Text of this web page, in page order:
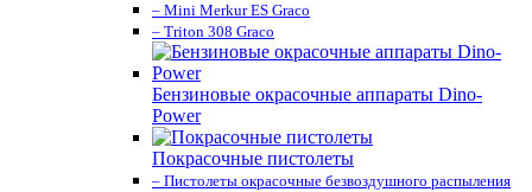
– Mini Merkur ES Graco
– Triton 308 Graco
Бензиновые окрасочные аппараты Dino-
Power
Покрасочные пистолеты
– Пистолеты окрасочные безвоздушного распыления